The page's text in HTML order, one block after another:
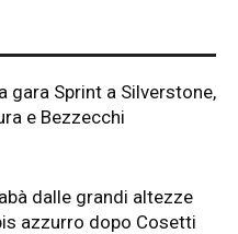
gara Sprint a Silverstone,
e Bezzecchi
dalle grandi altezze
azzurro dopo Cosetti